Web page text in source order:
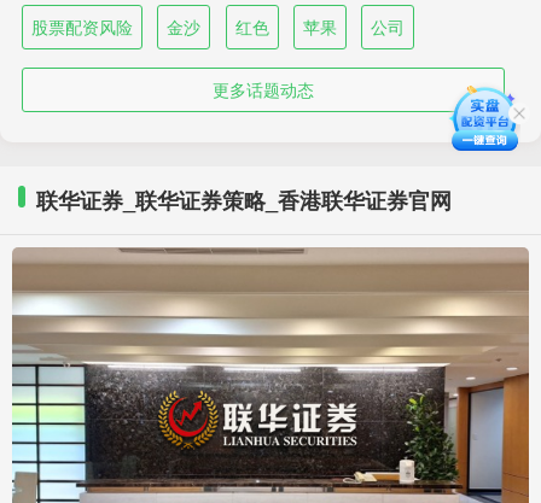
股票配资风险 金沙 红色 苹果 公司
更多话题动态
联华证券_联华证券策略_香港联华证券官网